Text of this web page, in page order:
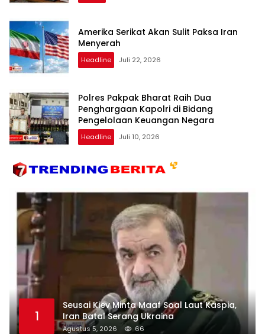
Amerika Serikat Akan Sulit Paksa Iran
Menyerah
Headline Juli 22, 2026
Polres Pakpak Bharat Raih Dua
Penghargaan Kapolri di Bidang
Pengelolaan Keuangan Negara
Headline Juli 10, 2026
1
Seusai Kiev Minta Maaf Soal Laut Kaspia,
Iran Batal Serang Ukraina
Agustus 5, 2026 66